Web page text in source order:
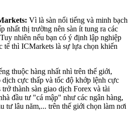
Vì là sàn nổi tiếng và minh bạch
nhất thị trường nên sàn ít tung ra các
nhiên nếu bạn có ý định lập nghiệp
tế thì ICMarkets là sự lựa chọn khiến
thuộc hàng nhất nhì trên thế giới,
cực thấp và tốc độ khớp lệnh cực
thành sàn giao dịch Forex và tài
đầu tư "cá mập" như các ngân hàng,
tư lâu năm,... trên thế giới chọn làm nơi